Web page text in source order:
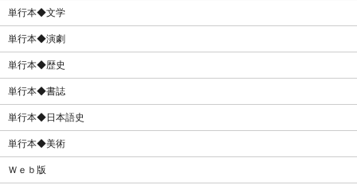
単行本◆文学
単行本◆演劇
単行本◆歴史
単行本◆書誌
単行本◆日本語史
単行本◆美術
Ｗｅｂ版